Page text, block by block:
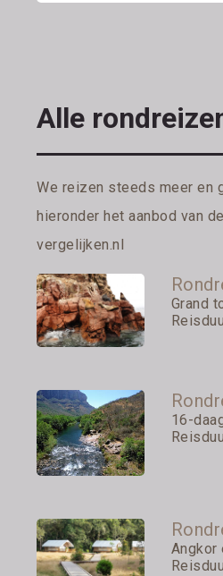
Alle
We reizen steeds meer en
hieronder het aanbod van
vergelijken.nl
Grand
16-
Angkor